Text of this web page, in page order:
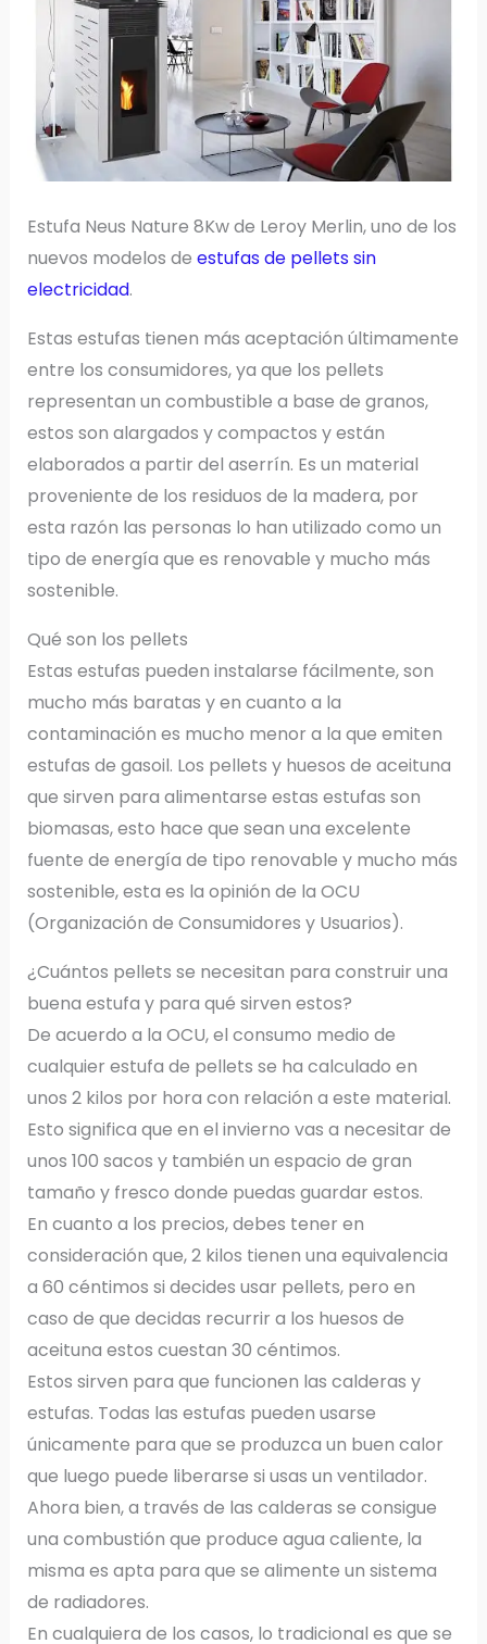
Estufa Neus Nature 8Kw de Leroy Merlin, uno de los
nuevos modelos de estufas de pellets sin
electricidad.
Estas estufas tienen más aceptación últimamente
entre los consumidores, ya que los pellets
representan un combustible a base de granos,
estos son alargados y compactos y están
elaborados a partir del aserrín. Es un material
proveniente de los residuos de la madera, por
esta razón las personas lo han utilizado como un
tipo de energía que es renovable y mucho más
sostenible.
Qué son los pellets
Estas estufas pueden instalarse fácilmente, son
mucho más baratas y en cuanto a la
contaminación es mucho menor a la que emiten
estufas de gasoil. Los pellets y huesos de aceituna
que sirven para alimentarse estas estufas son
biomasas, esto hace que sean una excelente
fuente de energía de tipo renovable y mucho más
sostenible, esta es la opinión de la OCU
(Organización de Consumidores y Usuarios).
¿Cuántos pellets se necesitan para construir una
buena estufa y para qué sirven estos?
De acuerdo a la OCU, el consumo medio de
cualquier estufa de pellets se ha calculado en
unos 2 kilos por hora con relación a este material.
Esto significa que en el invierno vas a necesitar de
unos 100 sacos y también un espacio de gran
tamaño y fresco donde puedas guardar estos.
En cuanto a los precios, debes tener en
consideración que, 2 kilos tienen una equivalencia
a 60 céntimos si decides usar pellets, pero en
caso de que decidas recurrir a los huesos de
aceituna estos cuestan 30 céntimos.
Estos sirven para que funcionen las calderas y
estufas. Todas las estufas pueden usarse
únicamente para que se produzca un buen calor
que luego puede liberarse si usas un ventilador.
Ahora bien, a través de las calderas se consigue
una combustión que produce agua caliente, la
misma es apta para que se alimente un sistema
de radiadores.
En cualquiera de los casos, lo tradicional es que se